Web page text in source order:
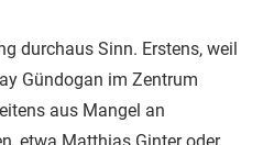
durchaus Sinn. Erstens, weil
Gündogan im Zentrum
aus Mangel an
etwa Matthias Ginter oder